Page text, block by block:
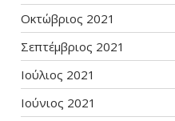
Οκτώβριος 2021
Σεπτέμβριος 2021
Ιούλιος 2021
Ιούνιος 2021